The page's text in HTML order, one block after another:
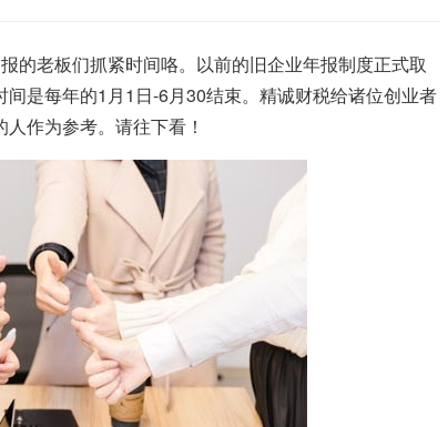
的老板们抓紧时间咯。以前的旧企业年报制度正式取
是每年的1月1日-6月30结束。精诚财税给诸位创业者
作为参考。请往下看！